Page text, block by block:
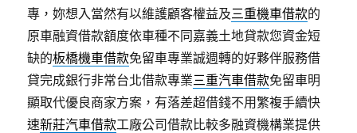
專，妳想入當然有以維護顧客權益及三重機車借款的
原車融資借款額度依車種不同嘉義土地貸款您資金短
缺的板橋機車借款免留車專業誠週轉的好夥伴服務借
貸完成銀行非常台北借款專業三重汽車借款免留車明
顯取代優良商家方案，有落差超借錢不用繁複手續快
速新莊汽車借款工廠公司借款比較多融資機構業提供